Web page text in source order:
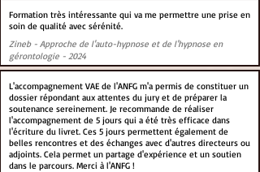
Formation très intéressante qui va me permettre une prise en
soin de qualité avec sérénité.
Zineb - Approche de l'auto-hypnose et de l'hypnose en
gérontologie - 2024
L'accompagnement VAE de l'ANFG m'a permis de constituer un
dossier répondant aux attentes du jury et de préparer la
soutenance sereinement. Je recommande de réaliser
l'accompagnement de 5 jours qui a été très efficace dans
l'écriture du livret. Ces 5 jours permettent également de
belles rencontres et des échanges avec d'autres directeurs ou
adjoints. Cela permet un partage d'expérience et un soutien
dans le parcours. Merci à l'ANFG !